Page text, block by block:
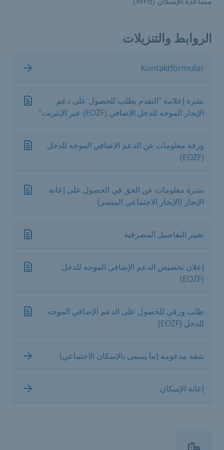
الروابط والتنزيلات
Kontaktformular
نشرة إعلانية "التقدم بطلب للحصول على دعم
الإيجار الموجه للدخل الإضافي (EOZF) عبر الإنترنت"
ورقة معلومات عن الدعم الإضافي الموجه للدخل
(EOZF)
نشرة معلومات عن الحق في الحصول على إعانة
الإيجار (الإيجار الاجتماعي الميسر)
تغيير التفاصيل المصرفية
إعلان تخصيص الدعم الإضافي الموجه للدخل
(EOZF)
طلب ورقي للحصول على الدعم الإضافي الموجه
للدخل (EOZF)
شقة مدعومة (ما يسمى بالإسكان الاجتماعي)
إعانة الإسكان